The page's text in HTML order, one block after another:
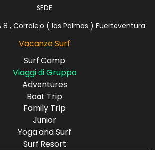
SEDE
8 , Corralejo ( las Palmas ) Fuerteventura
Vacanze Surf
Surf Camp
Viaggi di Gruppo
Adventures
Boat Trip
Family Trip
Junior
Yoga and Surf
Surf Resort